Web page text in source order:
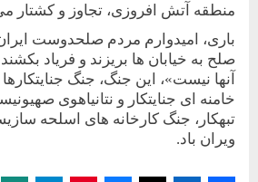
منطقه آتش افروزی، تجاوز و کشتار
باری، امیدوارم مردم صلحدوست
صلح به خیابان ها بریزند و فریاد
آنها نیست»، این جنگ، جنگ
خامنه ای جنایتکار و نتانیاهوی
تبهکار، جنگ کارخانه های اسلحه
ویران باد.